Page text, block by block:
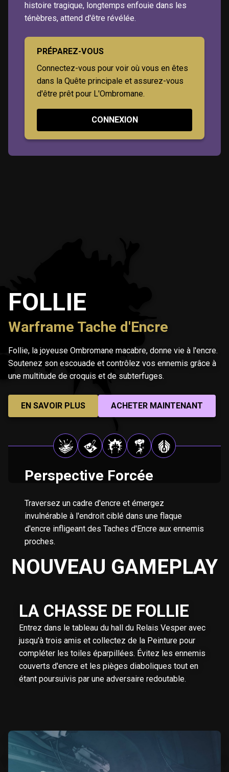
histoire tragique, longtemps enfouie dans les
ténèbres, attend d'être révélée.
PRÉPAREZ-VOUS
Connectez-vous pour voir où vous en êtes
dans la Quête principale et assurez-vous
d'être prêt pour L'Ombromane.
CONNEXION
FOLLIE
Warframe Tache d'Encre
Follie, la joyeuse Ombromane macabre, donne vie à l'encre.
Soutenez son escouade et contrôlez vos ennemis grâce à
une multitude de croquis et de subterfuges.
EN SAVOIR PLUS ACHETER MAINTENANT
Perspective Forcée
Traversez un cadre d'encre et émergez
invulnérable à l'endroit ciblé dans une flaque
d'encre infligeant des Taches d'Encre aux ennemis
proches.
NOUVEAU GAMEPLAY
LA CHASSE DE FOLLIE
Entrez dans le tableau du hall du Relais Vesper avec
jusqu'à trois amis et collectez de la Peinture pour
compléter les toiles éparpillées. Évitez les ennemis
couverts d'encre et les pièges diaboliques tout en
étant poursuivis par une adversaire redoutable.